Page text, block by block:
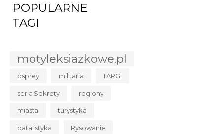
POPULARNE
TAGI
motyleksiazkowe.pl
osprey militaria TARGI
seria Sekrety regiony
miasta turystyka
batalistyka Rysowanie